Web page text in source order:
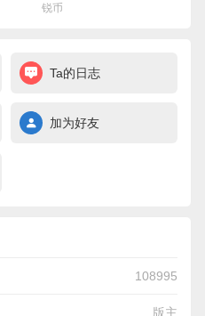
锐币
Ta的日志
加为好友
108995
版主